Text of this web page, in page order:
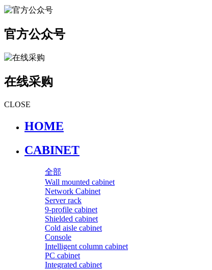
官方公众号
在线采购
CLOSE
HOME
CABINET
全部
Wall mounted cabinet
Network Cabinet
Server rack
9-profile cabinet
Shielded cabinet
Cold aisle cabinet
Console
Intelligent column cabinet
PC cabinet
Integrated cabinet